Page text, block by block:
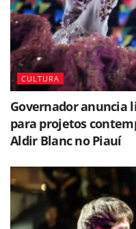
CULTURA
Governador anuncia
para projetos
Aldir Blanc no Piauí